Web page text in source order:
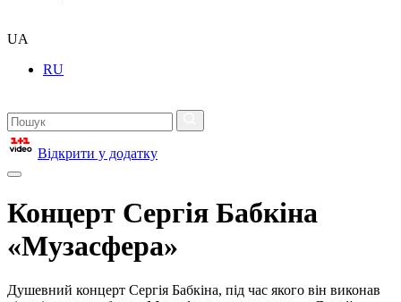
UA
RU
Відкрити у додатку
Концерт Сергія Бабкіна
«Музасфера»
Душевний концерт Сергія Бабкіна, під час якого він виконав